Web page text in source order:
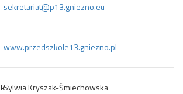
sekretariat@p13.gniezno.eu
www.przedszkole13.gniezno.pl
Sylwia Kryszak-Śmiechowska